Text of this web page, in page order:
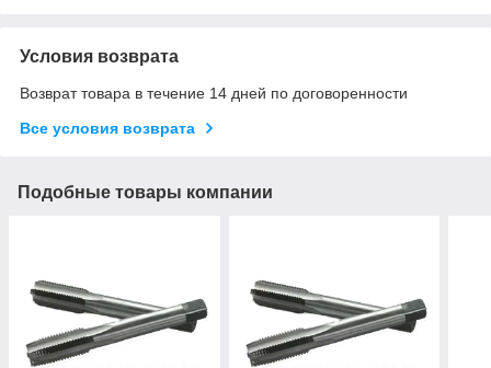
Условия возврата
Возврат товара в течение 14 дней по договоренности
Все условия возврата
Подобные товары компании